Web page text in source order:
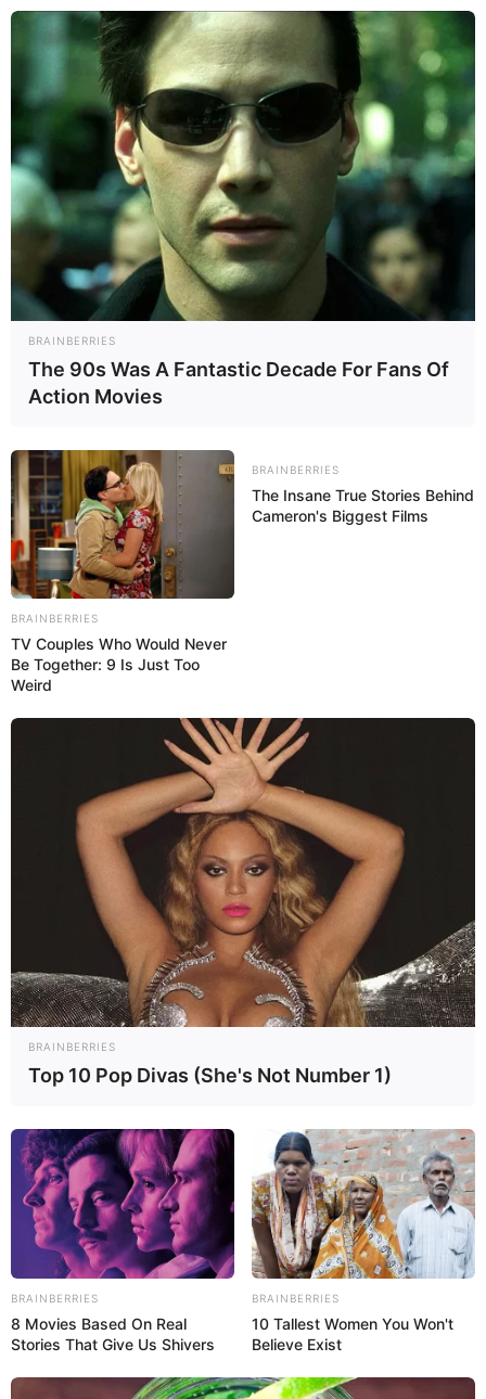
Más sobre este tema
BRAINBERRIES
The 90s Was A Fantastic Decade For Fans Of
Action Movies
BRAINBERRIES
TV Couples Who Would Never
Be Together: 9 Is Just Too
Weird
BRAINBERRIES
The Insane True Stories Behind
Cameron's Biggest Films
BRAINBERRIES
Top 10 Pop Divas (She's Not Number 1)
BRAINBERRIES
8 Movies Based On Real
Stories That Give Us Shivers
BRAINBERRIES
10 Tallest Women You Won't
Believe Exist